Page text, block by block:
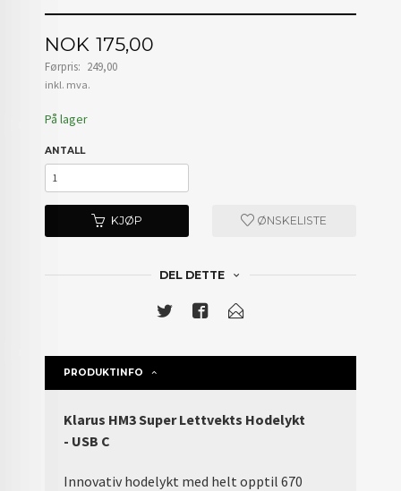
Tilbud
NOK 175,00
Førpris: 249,00
Rabatt
inkl. mva.
På lager
ANTALL
KJØP ØNSKELISTE
DEL DETTE
PRODUKTINFO
Klarus HM3 Super Lettvekts Hodelykt
- USB C
Innovativ hodelykt med helt opptil 670